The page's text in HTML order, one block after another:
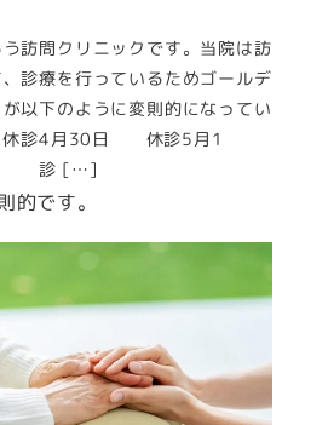
的です。
訪問クリニックです。当院は訪
診療を行っているためゴールデ
以下のように変則的になってい
診4月30日 休診5月1
診 […]